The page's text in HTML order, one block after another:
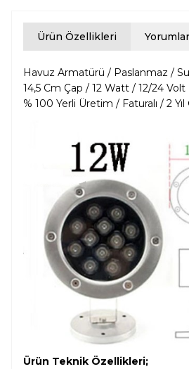
Ürün Özellikleri Yorumlar
Havuz Armatürü / Paslanmaz / Su
14,5 Cm Çap / 12 Watt / 12/24 Volt
% 100 Yerli Üretim / Faturalı / 2 Yıl
Ürün Teknik Özellikleri;